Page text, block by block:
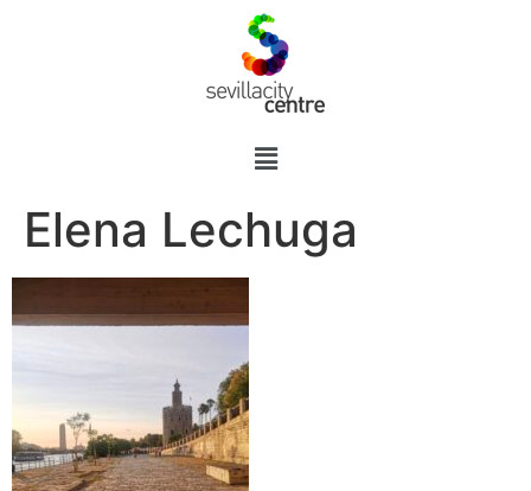
Elena Lechuga